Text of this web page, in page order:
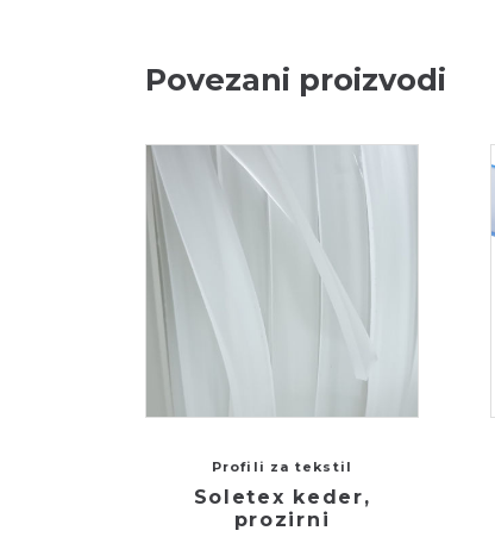
Povezani proizvodi
Profili za tekstil
Soletex keder,
prozirni